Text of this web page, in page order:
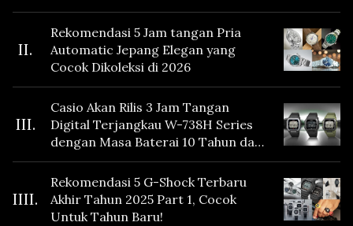
II.
Rekomendasi 5 Jam tangan Pria
Automatic Jepang Elegan yang
Cocok Dikoleksi di 2026
III.
Casio Akan Rilis 3 Jam Tangan
Digital Terjangkau W-738H Series
dengan Masa Baterai 10 Tahun dan
Fitur Vibration
IIII.
Rekomendasi 5 G-Shock Terbaru
Akhir Tahun 2025 Part 1, Cocok
Untuk Tahun Baru!